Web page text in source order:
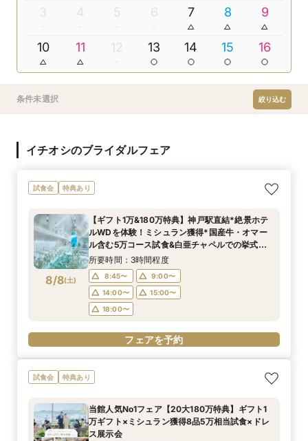
3 4 5 6 7 8 9
10 11 12 13 14 15 16
条件未選択 絞り込む
イチオシのブライダルフェア
試食会 特典あり
8/8(土)
【ギフト1万&180万特典】神戸駅直結*絶景ホテ
ルWDを体験！ミシュラン獲得*国産牛・オマー
ル含む5万コース試食&白亜チャペルでの挙式体
験
所要時間：3時間程度
8:45〜
9:00〜
14:00〜
15:00〜
18:00〜
フェアを予約
試食会 特典あり
当館人気No1フェア【20大180万特典】ギフト1
万ギフト×ミシュラン獲得8品5万相当試食×ドレ
ス展示会